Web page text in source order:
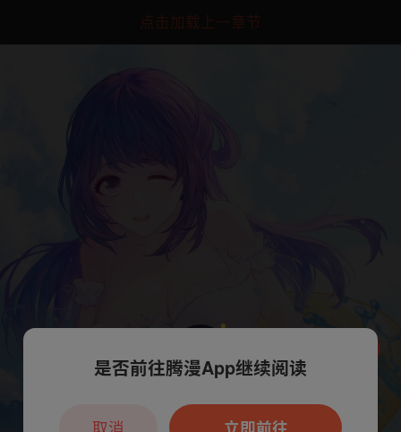
点击加载上一章节
本章节仅支持App阅读，可打开App新用
户7天免费看
是否前往腾漫App继续阅读
立即前往
取消